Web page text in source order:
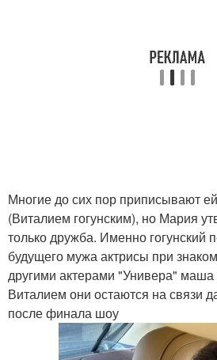
Многие до сих пор приписывают
(Виталием гогунским), но Мария
только дружба. Именно
будущего мужа актрисы при
другими актерами "Универа" маша
Виталием они остаются на связи
после финала шоу